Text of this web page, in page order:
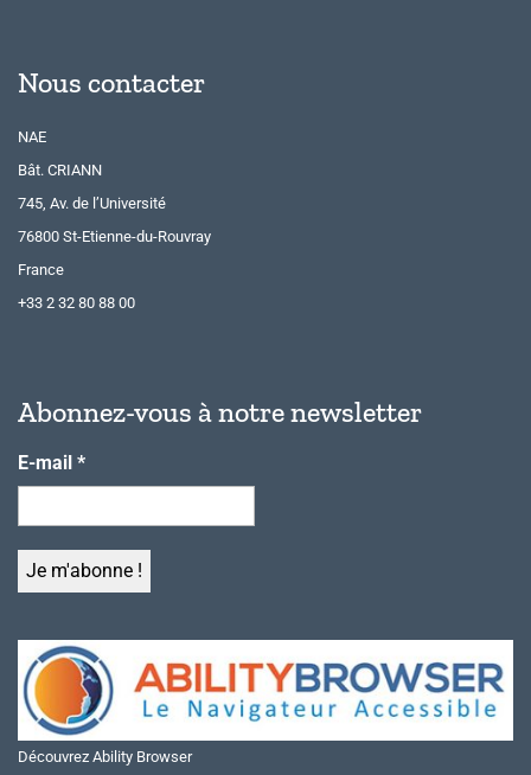
Nous contacter
NAE
Bât. CRIANN
745, Av. de l’Université
76800 St-Etienne-du-Rouvray
France
+33 2 32 80 88 00
Abonnez-vous à notre newsletter
E-mail *
Découvrez Ability Browser